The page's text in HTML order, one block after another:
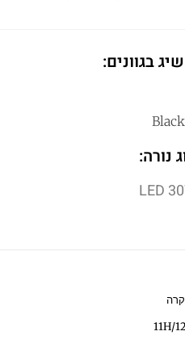
בגוונים:
Black
נורה:
LED